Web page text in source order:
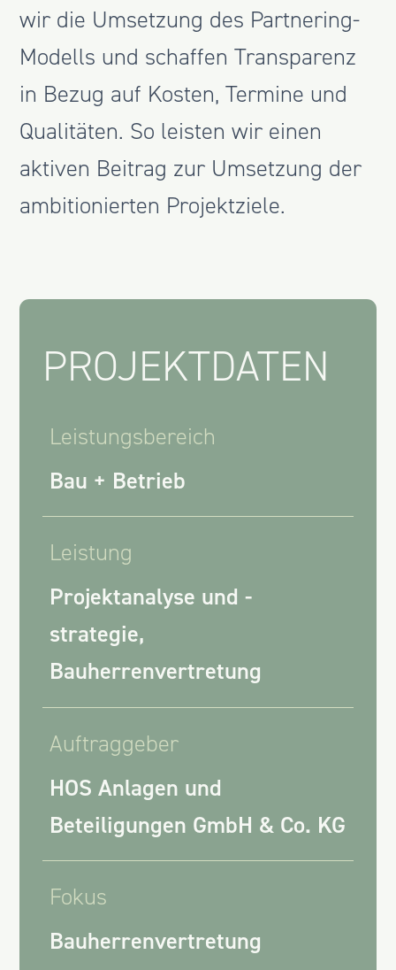
wir die Umsetzung des Partnering-
Modells und schaffen Transparenz
in Bezug auf Kosten, Termine und
Qualitäten. So leisten wir einen
aktiven Beitrag zur Umsetzung der
ambitionierten Projektziele.
PROJEKTDATEN
Leistungsbereich
Bau + Betrieb
Leistung
Projektanalyse und -
strategie,
Bauherrenvertretung
Auftraggeber
HOS Anlagen und
Beteiligungen GmbH & Co. KG
Fokus
Bauherrenvertretung